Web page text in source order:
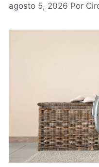
agosto 5, 2026 Por